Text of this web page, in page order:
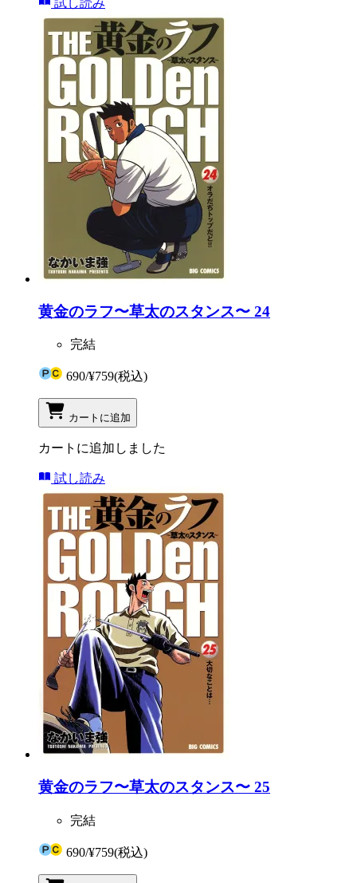
試し読み
黄金のラフ〜草太のスタンス〜 24
完結
690/¥759(税込)
カートに追加
カートに追加しました
試し読み
黄金のラフ〜草太のスタンス〜 25
完結
690/¥759(税込)